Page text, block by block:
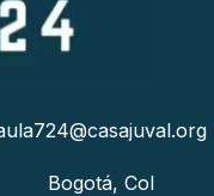
Bogotá, Col